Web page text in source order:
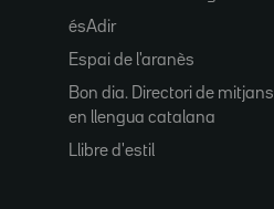
ésAdir
Espai de l'aranès
Bon dia. Directori de mitjans
en llengua catalana
Llibre d'estil